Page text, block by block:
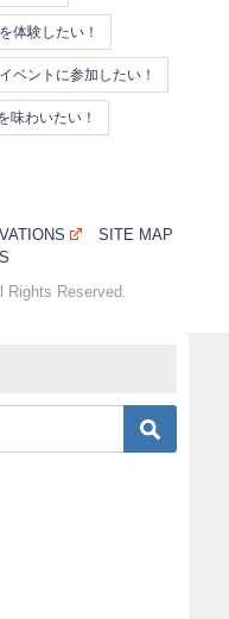
体験したい！
ベントに参加したい！
味わいたい！
SITE MAP
Reserved.